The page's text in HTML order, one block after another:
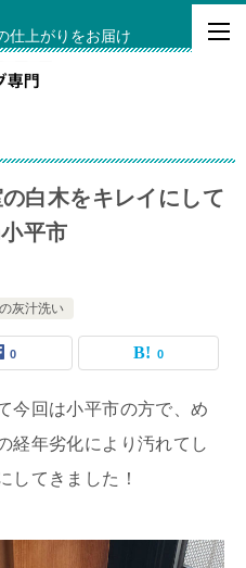
仕上がりをお届け
白木をキレイにして
平市
灰汁洗い
0 0
今回は小平市の方で、め
経年劣化により汚れてし
してきました！